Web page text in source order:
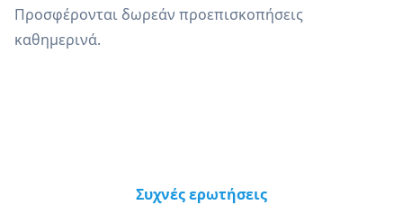
Προσφέρονται δωρεάν προεπισκοπήσεις
καθημερινά.
Συχνές ερωτήσεις